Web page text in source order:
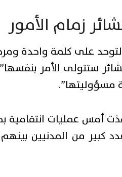
زمام الأمور
التوحد على كلمة واحدة
ستتولى الأمر
مسؤوليتها”.
أمس عمليات انتقامية
من المدنيين